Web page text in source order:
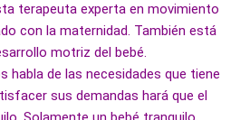
terapeuta experta en movimiento
con la maternidad. También está
motriz del bebé.
habla de las necesidades que tiene
sus demandas hará que el